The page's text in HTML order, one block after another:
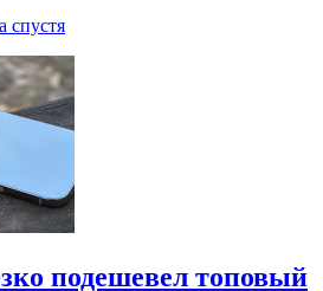
спустя
подешевел топовый